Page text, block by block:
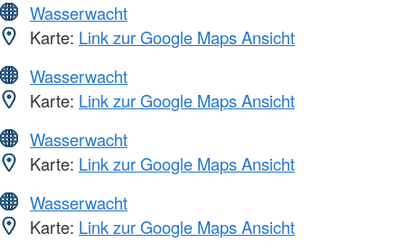
Wasserwacht
Karte: Link zur Google Maps Ansicht
Wasserwacht
Karte: Link zur Google Maps Ansicht
Wasserwacht
Karte: Link zur Google Maps Ansicht
Wasserwacht
Karte: Link zur Google Maps Ansicht